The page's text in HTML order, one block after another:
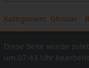
Kategorien: Glossar
Diese Seite wurde
um 07:43 Uhr